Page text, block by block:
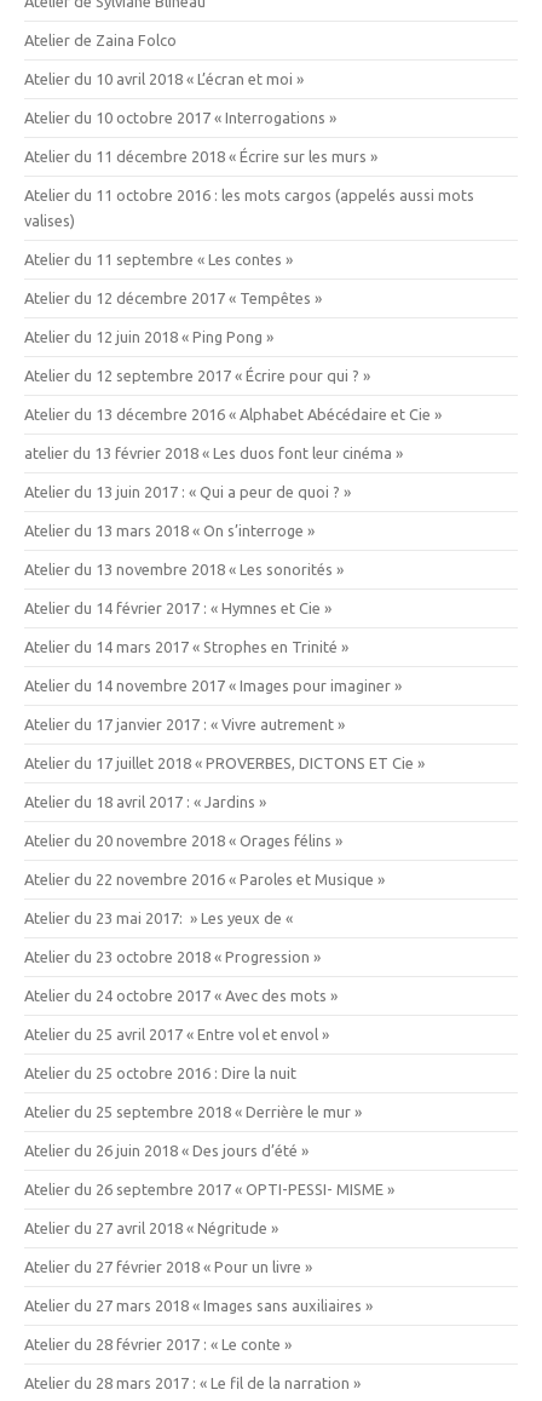
Atelier de Zaina Folco
Atelier du 10 avril 2018 « L’écran et moi »
Atelier du 10 octobre 2017 « Interrogations »
Atelier du 11 décembre 2018 « Écrire sur les murs »
Atelier du 11 octobre 2016 : les mots cargos (appelés aussi mots
valises)
Atelier du 11 septembre « Les contes »
Atelier du 12 décembre 2017 « Tempêtes »
Atelier du 12 juin 2018 « Ping Pong »
Atelier du 12 septembre 2017 « Écrire pour qui ? »
Atelier du 13 décembre 2016 « Alphabet Abécédaire et Cie »
atelier du 13 février 2018 « Les duos font leur cinéma »
Atelier du 13 juin 2017 : « Qui a peur de quoi ? »
Atelier du 13 mars 2018 « On s’interroge »
Atelier du 13 novembre 2018 « Les sonorités »
Atelier du 14 février 2017 : « Hymnes et Cie »
Atelier du 14 mars 2017 « Strophes en Trinité »
Atelier du 14 novembre 2017 « Images pour imaginer »
Atelier du 17 janvier 2017 : « Vivre autrement »
Atelier du 17 juillet 2018 « PROVERBES, DICTONS ET Cie »
Atelier du 18 avril 2017 : « Jardins »
Atelier du 20 novembre 2018 « Orages félins »
Atelier du 22 novembre 2016 « Paroles et Musique »
Atelier du 23 mai 2017: » Les yeux de «
Atelier du 23 octobre 2018 « Progression »
Atelier du 24 octobre 2017 « Avec des mots »
Atelier du 25 avril 2017 « Entre vol et envol »
Atelier du 25 octobre 2016 : Dire la nuit
Atelier du 25 septembre 2018 « Derrière le mur »
Atelier du 26 juin 2018 « Des jours d’été »
Atelier du 26 septembre 2017 « OPTI-PESSI- MISME »
Atelier du 27 avril 2018 « Négritude »
Atelier du 27 février 2018 « Pour un livre »
Atelier du 27 mars 2018 « Images sans auxiliaires »
Atelier du 28 février 2017 : « Le conte »
Atelier du 28 mars 2017 : « Le fil de la narration »